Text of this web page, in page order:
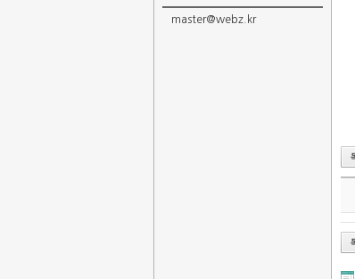
master@webz.kr